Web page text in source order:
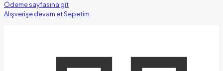
Ödeme sayfasına git
Alışverişe devam etSepetim